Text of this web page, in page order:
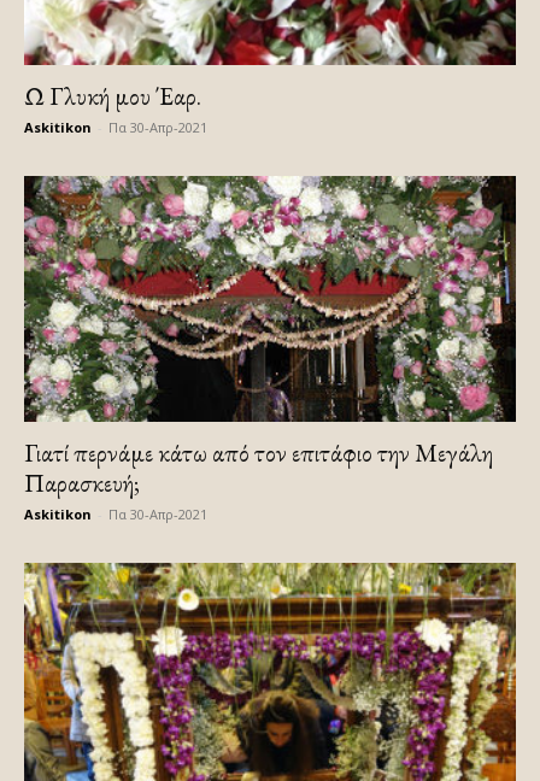
Ω Γλυκή μου Έαρ.
Askitikon Πα 30-Απρ-2021
Γιατί περνάμε κάτω από τον επιτάφιο την Μεγάλη
Παρασκευή;
Askitikon Πα 30-Απρ-2021